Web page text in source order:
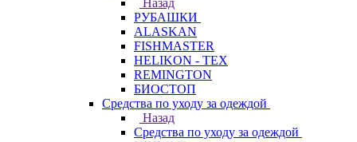
Назад
РУБАШКИ
ALASKAN
FISHMASTER
HELIKON - TEX
REMINGTON
БИОСТОП
Средства по уходу за одеждой
Назад
Средства по уходу за одеждой